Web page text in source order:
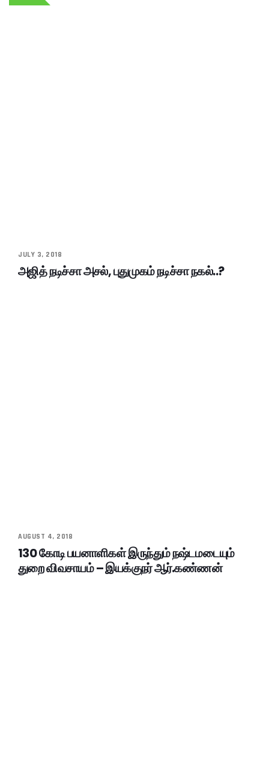
JULY 3, 2018
அஜித் நடிச்சா அசல், புதுமுகம் நடிச்சா நகல்..?
AUGUST 4, 2018
130 கோடி பயனாளிகள் இருந்தும் நஷ்டமடையும்
துறை விவசாயம் – இயக்குநர் ஆர்.கண்ணன்